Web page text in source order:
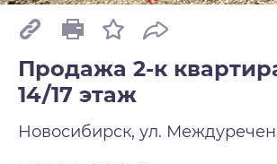
Продажа 2-к
14/17 этаж
Новосибирск, ул.